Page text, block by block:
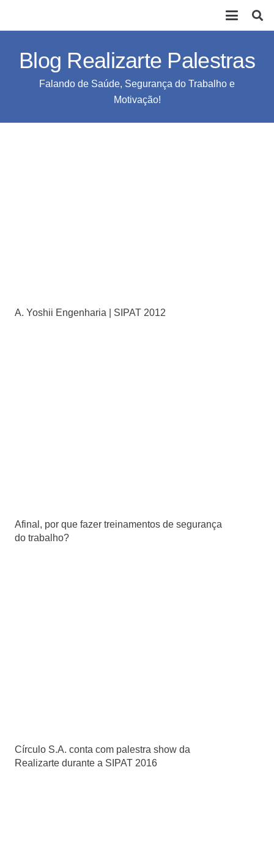
Blog Realizarte Palestras
Falando de Saúde, Segurança do Trabalho e
Motivação!
A. Yoshii Engenharia | SIPAT 2012
Afinal, por que fazer treinamentos de segurança
do trabalho?
Círculo S.A. conta com palestra show da
Realizarte durante a SIPAT 2016